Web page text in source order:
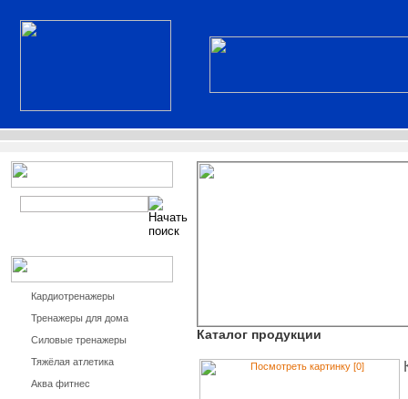
Кардиотренажеры
Тренажеры для дома
Силовые тренажеры
Тяжёлая атлетика
Аква фитнес
Каталог продукции